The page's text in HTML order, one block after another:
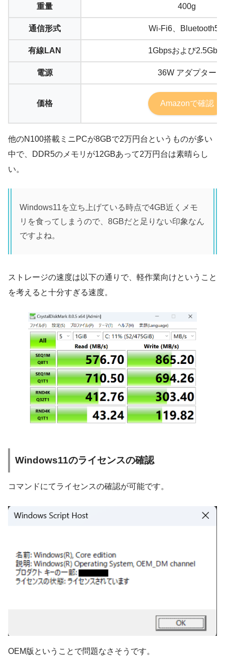
重量 400g
通信形式 Wi-Fi6、Bluetooth5.2
有線LAN 1Gbpsおよび
電源 36W アダプター
価格 Amazonで確認
他のN100搭載ミニPCが8GBで2万円台というものが多い
中で、DDR5のメモリが12GBあって2万円台は素晴らし
い。
Windows11を立ち上げている時点で4GB近くメモ
リを食ってしまうので、8GBだと足りない印象なん
ですよね。
ストレージの速度は以下の通りで、軽作業向けということ
を考えると十分すぎる速度。
Windows11のライセンスの確認
コマンドにてライセンスの確認が可能です。
OEM版ということで問題なさそうです。